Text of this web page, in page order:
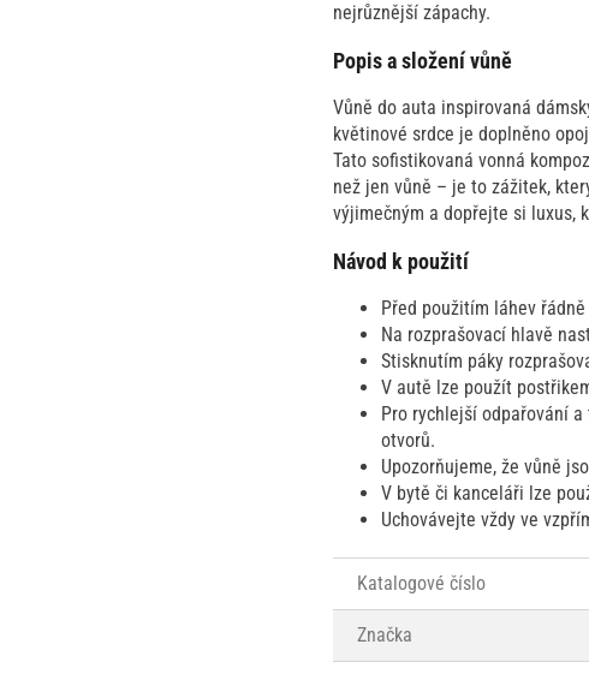
nejrůznější zápachy.
Popis a složení vůně
Vůně do auta inspirovaná
květinové srdce je doplněno
Tato sofistikovaná vonná
než jen vůně – je to zážitek,
výjimečným a dopřejte si luxus,
Návod k použití
Před použitím láhev
Na rozprašovací hlavě
Stisknutím páky
V autě lze použít
Pro rychlejší odpařování
otvorů.
Upozorňujeme, že vůně
V bytě či kanceláři lze
Uchovávejte vždy ve
Katalogové číslo
Značka